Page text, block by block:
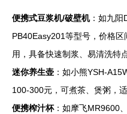
便携式豆浆机/破壁机：如九阳
PB40Easy201等型号，价格
用，具备快速制浆、易清洗特点
迷你养生壶 ：如小熊YSH-
100-300元，可煮茶、煲粥，
便携榨汁杯：如摩飞MR9600